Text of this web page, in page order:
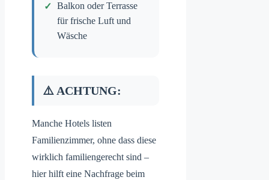
Balkon oder Terrasse
für frische Luft und
Wäsche
⚠️ ACHTUNG:
Manche Hotels listen
Familienzimmer, ohne dass diese
wirklich familiengerecht sind –
hier hilft eine Nachfrage beim